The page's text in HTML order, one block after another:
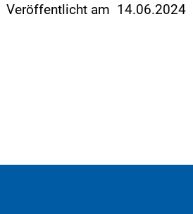
Veröffentlicht am 14.06.2024